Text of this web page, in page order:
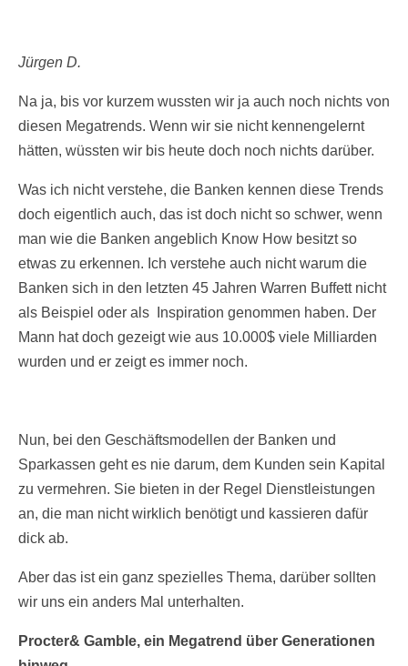
Jürgen D.
Na ja, bis vor kurzem wussten wir ja auch noch nichts von
diesen Megatrends. Wenn wir sie nicht kennengelernt
hätten, wüssten wir bis heute doch noch nichts darüber.
Was ich nicht verstehe, die Banken kennen diese Trends
doch eigentlich auch, das ist doch nicht so schwer, wenn
man wie die Banken angeblich Know How besitzt so
etwas zu erkennen. Ich verstehe auch nicht warum die
Banken sich in den letzten 45 Jahren Warren Buffett nicht
als Beispiel oder als Inspiration genommen haben. Der
Mann hat doch gezeigt wie aus 10.000$ viele Milliarden
wurden und er zeigt es immer noch.
Nun, bei den Geschäftsmodellen der Banken und
Sparkassen geht es nie darum, dem Kunden sein Kapital
zu vermehren. Sie bieten in der Regel Dienstleistungen
an, die man nicht wirklich benötigt und kassieren dafür
dick ab.
Aber das ist ein ganz spezielles Thema, darüber sollten
wir uns ein anders Mal unterhalten.
Procter& Gamble, ein Megatrend über Generationen